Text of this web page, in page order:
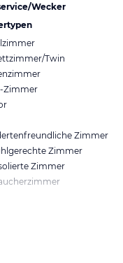
Wecker
Twin
Zimmer
Zimmer
Zimmer
Zimmer